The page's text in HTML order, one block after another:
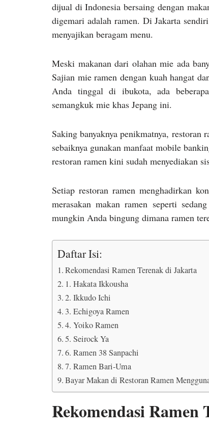
dijual di Indonesia bersaing dengan
digemari adalah ramen. Di Jakarta
menyajikan beragam menu.
Meski makanan dari olahan mie ada
Sajian mie ramen dengan kuah hangat
Anda tinggal di ibukota, ada
semangkuk mie khas Jepang ini.
Saking banyaknya penikmatnya,
sebaiknya gunakan manfaat mobile
restoran ramen kini sudah menyediakan
Setiap restoran ramen menghadirkan
merasakan makan ramen seperti
mungkin Anda bingung dimana ramen
Daftar Isi:
Rekomendasi Ramen Terenak di Jakarta
1. Hakata Ikkousha
2. Ikkudo Ichi
3. Echigoya Ramen
4. Yoiko Ramen
5. Seirock Ya
6. Ramen 38 Sanpachi
7. Ramen Bari-Uma
Bayar Makan di Restoran Ramen
Rekomendasi